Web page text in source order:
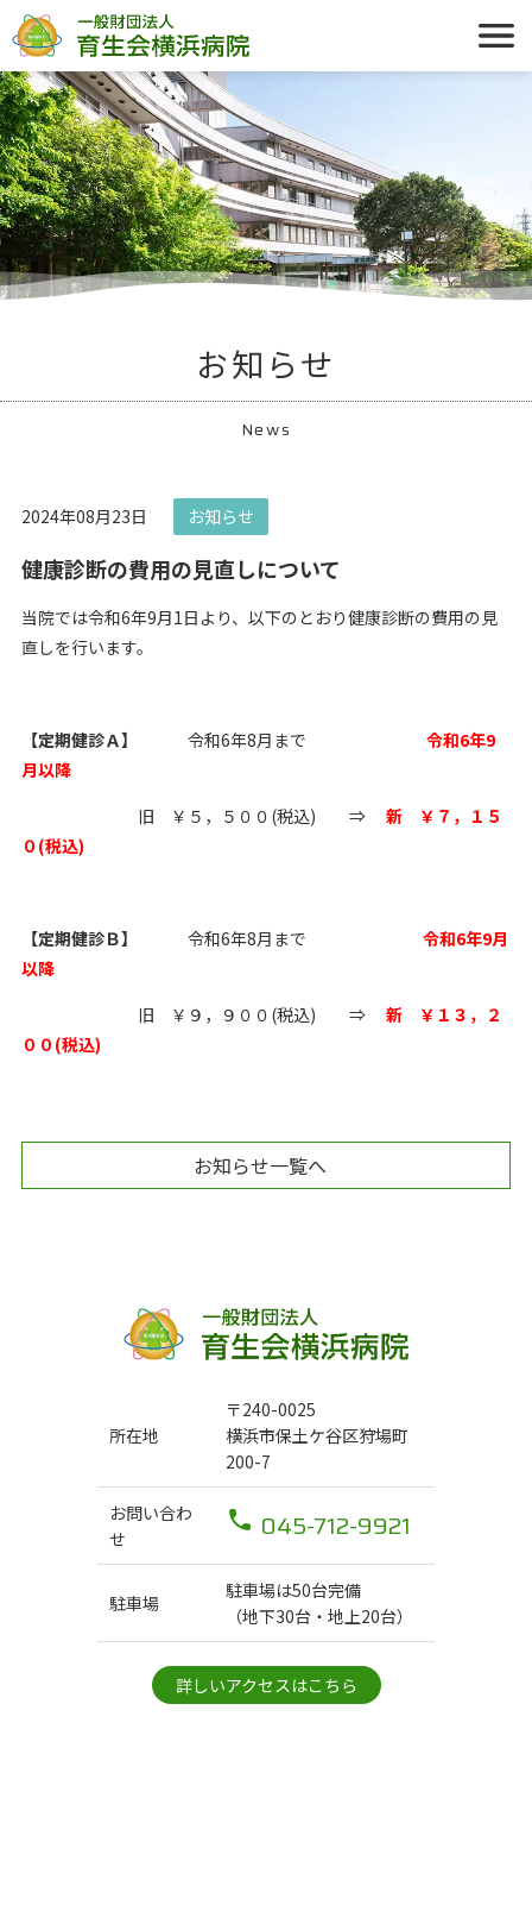
お知らせ
News
2024年08月23日 お知らせ
健康診断の費用の見直しについて
当院では令和6年9月1日より、以下のとおり健康診断の費用の見
直しを行います。
【定期健診Ａ】 令和6年8月まで 令和6年9
月以降
旧 ￥５，５００(税込) ⇒ 新 ￥７，１５
０(税込)
【定期健診Ｂ】 令和6年8月まで 令和6年9月
以降
旧 ￥９，９００(税込) ⇒
新 ￥１３，２
００(税込)
お知らせ一覧へ
所在地
〒240-0025
横浜市保土ケ谷区狩場町
200-7
お問い合わ
せ
045-712-9921
駐車場
駐車場は50台完備
（地下30台・地上20台）
詳しいアクセスはこちら